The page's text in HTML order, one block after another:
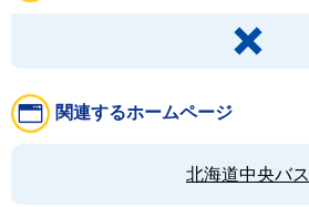
関連するホームページ
北海道中央バス